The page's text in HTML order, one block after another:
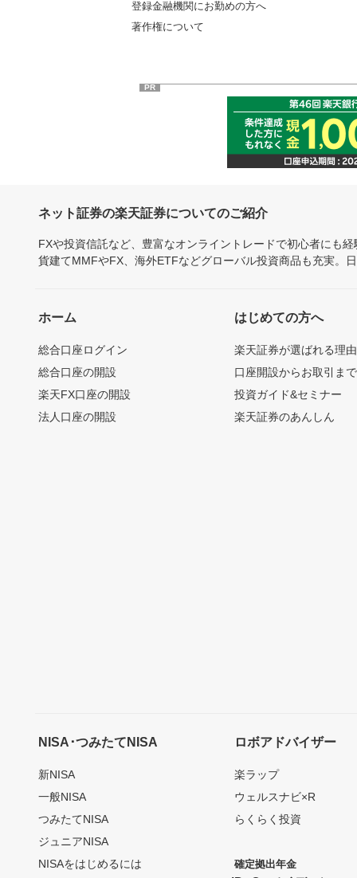
登録金融機関にお勤めの方へ
著作権について
PR
ネット証券の楽天証券についてのご紹介
FXや投資信託など、豊富なオンライントレードで初心者にも
貨建てMMFやFX、海外ETFなどグローバル投資商品も充実。
ホーム
総合口座ログイン
総合口座の開設
楽天FX口座の開設
法人口座の開設
はじめての方へ
楽天証券が選ばれる理由
口座開設からお取引ま
投資ガイド&セミナー
楽天証券のあんしん
NISA･つみたてNISA
新NISA
一般NISA
つみたてNISA
ジュニアNISA
NISAをはじめるには
ロボアドバイザー
楽ラップ
ウェルスナビ×R
らくらく投資
確定拠出年金